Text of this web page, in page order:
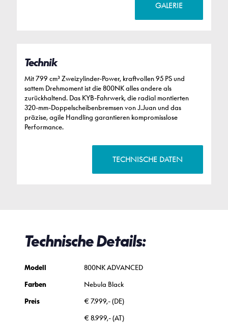
GALERIE
Technik
Mit 799 cm³ Zweizylinder-Power, kraftvollen 95 PS und
sattem Drehmoment ist die 800NK alles andere als
zurückhaltend. Das KYB-Fahrwerk, die radial montierten
320-mm-Doppelscheibenbremsen von J.Juan und das
präzise, agile Handling garantieren kompromisslose
Performance.
TECHNISCHE DATEN
Technische Details:
Modell
Farben
Preis
800NK ADVANCED
Nebula Black
€ 7.999,- (DE)
€ 8.999,- (AT)